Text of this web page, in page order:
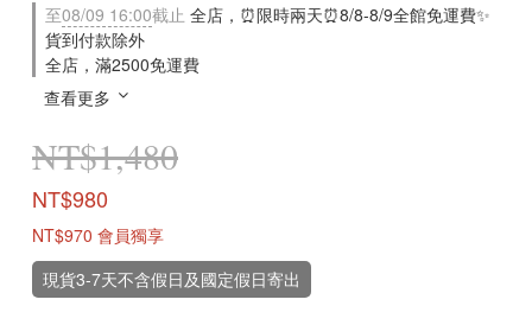
至08/09 16:00截止 全店，⏰限時兩天⏰8/8-8/9全館免運費✨
貨到付款除外
全店，滿2500免運費
查看更多
NT$1,480
NT$980
NT$970 會員獨享
現貨3-7天不含假日及國定假日寄出